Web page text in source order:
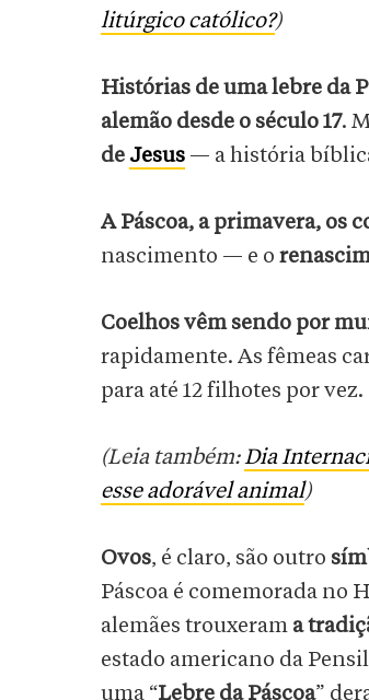
litúrgico católico?)
Histórias de uma lebre da
alemão desde o século 17.
de Jesus — a história
A Páscoa, a primavera, os
nascimento — e o
Coelhos vêm sendo por
rapidamente. As fêmeas
para até 12 filhotes por vez.
(Leia também:Dia
esse adorável animal)
Ovos, é claro, são outro
Páscoa é comemorada no
alemães trouxeram a
estado americano da
uma “Lebre da Páscoa”